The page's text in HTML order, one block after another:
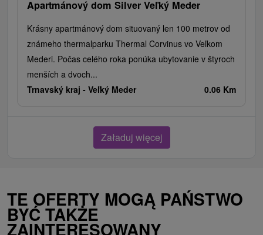
Apartmánový dom Silver Veľký Meder
Krásny apartmánový dom situovaný len 100 metrov od
známeho thermalparku Thermal Corvinus vo Veľkom
Mederi. Počas celého roka ponúka ubytovanie v štyroch
menších a dvoch...
Trnavský kraj - Veľký Meder 0.06 Km
Załaduj więcej
TE OFERTY MOGĄ PAŃSTWO
BYĆ TAKŻE
ZAINTERESOWANY